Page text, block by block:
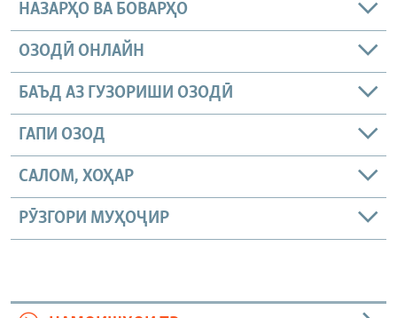
НАЗАРҲО ВА БОВАРҲО
ОЗОДӢ ОНЛАЙН
БАЪД АЗ ГУЗОРИШИ ОЗОДӢ
ГАПИ ОЗОД
САЛОМ, ХОҲАР
РӮЗГОРИ МУҲОҶИР